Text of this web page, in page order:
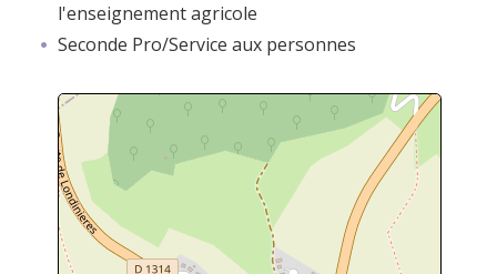
l'enseignement agricole
Seconde Pro/Service aux personnes